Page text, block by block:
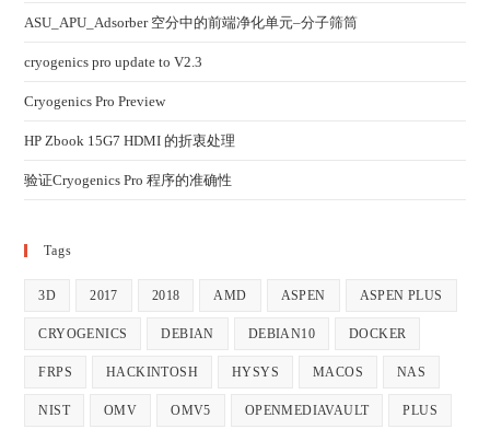
ASU_APU_Adsorber 空分中的前端净化单元–分子筛筒
cryogenics pro update to V2.3
Cryogenics Pro Preview
HP Zbook 15G7 HDMI 的折衷处理
验证Cryogenics Pro 程序的准确性
Tags
3D 2017 2018 AMD ASPEN ASPEN PLUS
CRYOGENICS DEBIAN DEBIAN10 DOCKER
FRPS HACKINTOSH HYSYS MACOS NAS
NIST OMV OMV5 OPENMEDIAVAULT PLUS